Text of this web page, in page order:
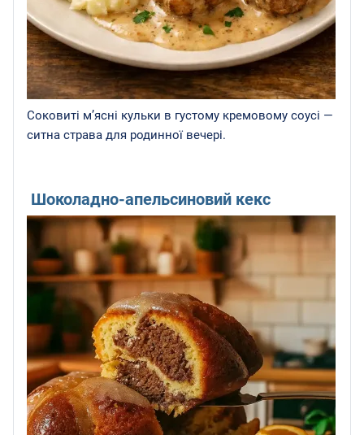
Соковиті м’ясні кульки в густому кремовому соусі —
ситна страва для родинної вечері.
Шоколадно-апельсиновий кекс